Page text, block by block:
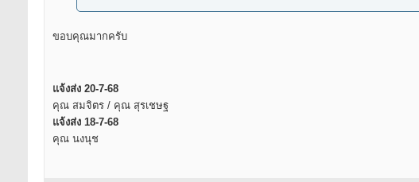
ขอบคุณมากครับ
แจ้งส่ง 20-7-68
คุณ สมจิตร / คุณ สุรเชษฐ
แจ้งส่ง 18-7-68
คุณ นงนุช